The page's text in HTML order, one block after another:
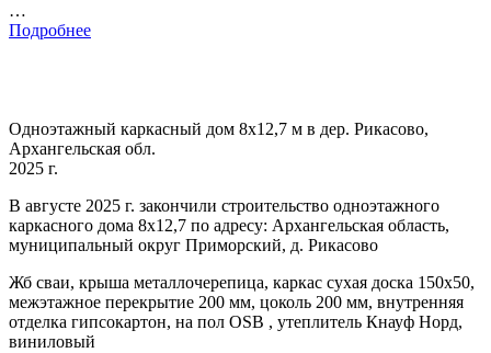
…
Подробнее
Одноэтажный каркасный дом 8х12,7 м в дер. Рикасово,
Архангельская обл.
2025 г.
В августе 2025 г. закончили строительство одноэтажного
каркасного дома 8х12,7 по адресу: Архангельская область,
муниципальный округ Приморский, д. Рикасово
Жб сваи, крыша металлочерепица, каркас сухая доска 150х50,
межэтажное перекрытие 200 мм, цоколь 200 мм, внутренняя
отделка гипсокартон, на пол OSB , утеплитель Кнауф Норд,
виниловый